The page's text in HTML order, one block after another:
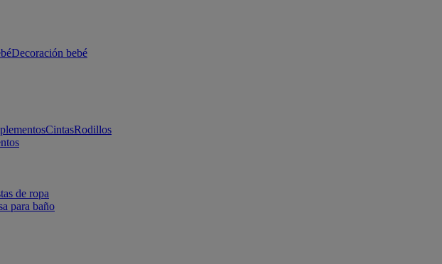
Decoración bebé
CintasRodillos
de ropa
para baño